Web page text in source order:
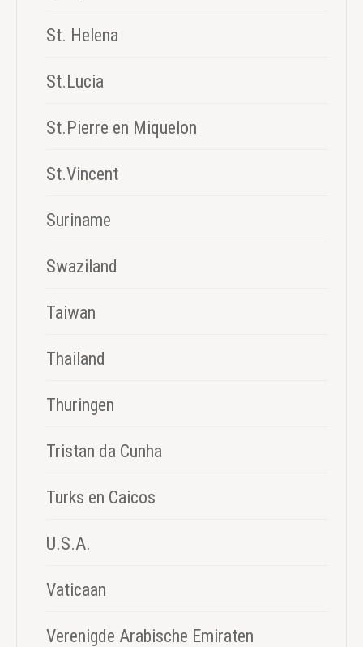
St. Helena
St.Lucia
St.Pierre en Miquelon
St.Vincent
Suriname
Swaziland
Taiwan
Thailand
Thuringen
Tristan da Cunha
Turks en Caicos
U.S.A.
Vaticaan
Verenigde Arabische Emiraten